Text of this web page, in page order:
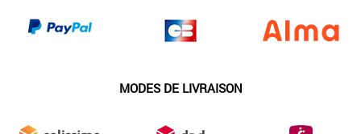
MODES DE LIVRAISON